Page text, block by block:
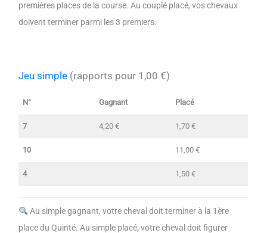
premières places de la course. Au couplé placé, vos chevaux
doivent terminer parmi les 3 premiers.
Jeu simple (rapports pour 1,00 €)
N° Gagnant Placé
7 4,20 € 1,70 €
10 11,00 €
4 1,50 €
Au simple gagnant, votre cheval doit terminer à la 1ère
place du Quinté. Au simple placé, votre cheval doit figurer